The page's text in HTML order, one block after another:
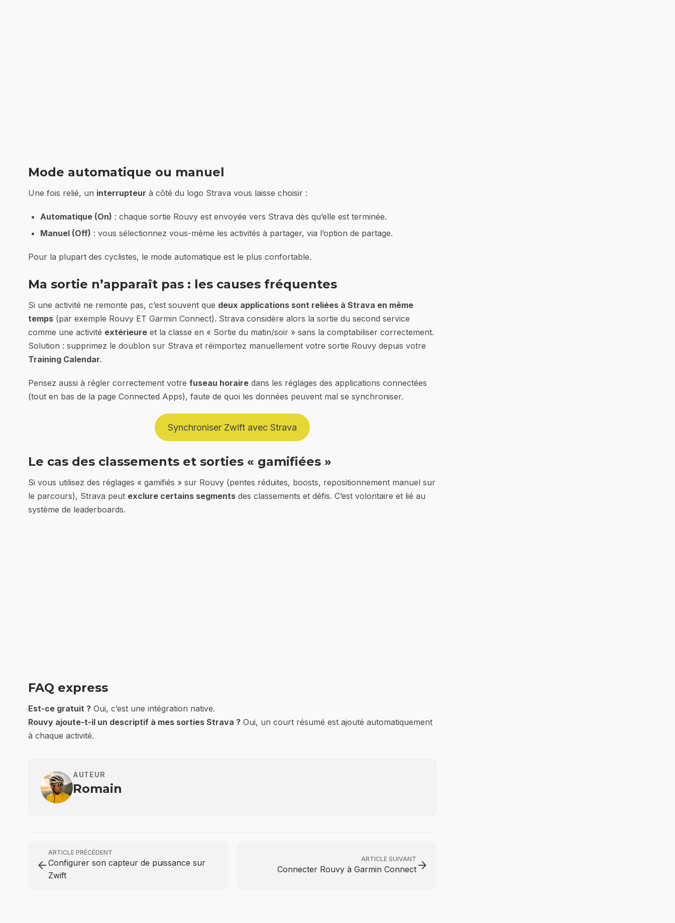
Mode automatique ou manuel
Une fois relié, un interrupteur à côté du logo Strava vous laisse choisir :
Automatique (On) : chaque sortie Rouvy est envoyée vers Strava dès qu’elle est terminée.
Manuel (Off) : vous sélectionnez vous-même les activités à partager, via l’option de partage.
Pour la plupart des cyclistes, le mode automatique est le plus confortable.
Ma sortie n’apparaît pas : les causes fréquentes
Si une activité ne remonte pas, c’est souvent que deux applications sont reliées à Strava en même
temps (par exemple Rouvy ET Garmin Connect). Strava considère alors la sortie du second service
comme une activité extérieure et la classe en « Sortie du matin/soir » sans la comptabiliser correctement.
Solution : supprimez le doublon sur Strava et réimportez manuellement votre sortie Rouvy depuis votre
Training Calendar.
Pensez aussi à régler correctement votre fuseau horaire dans les réglages des applications connectées
(tout en bas de la page Connected Apps), faute de quoi les données peuvent mal se synchroniser.
Synchroniser Zwift avec Strava
Le cas des classements et sorties « gamifiées »
Si vous utilisez des réglages « gamifiés » sur Rouvy (pentes réduites, boosts, repositionnement manuel sur
le parcours), Strava peut exclure certains segments des classements et défis. C’est volontaire et lié au
système de leaderboards.
FAQ express
Est-ce gratuit ? Oui, c’est une intégration native.
Rouvy ajoute-t-il un descriptif à mes sorties Strava ? Oui, un court résumé est ajouté automatiquement
à chaque activité.
AUTEUR
Romain
arrow_back
ARTICLE PRÉCÉDENT
Configurer son capteur de puissance sur
Zwift
ARTICLE SUIVANT
Connecter Rouvy à Garmin Connect arrow_forward